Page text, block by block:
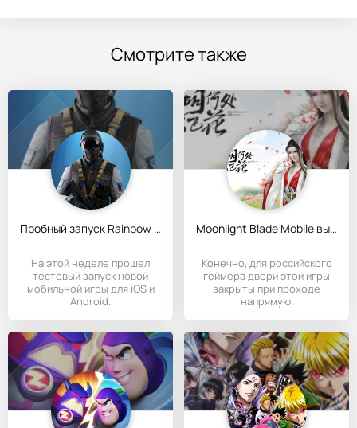
Смотрите также
Пробный запуск Rainbow Six Mobile в Канаде
На этой неделе прошел
тестовый запуск новой
мобильной игры для iOS и
Android.
Moonlight Blade Mobile вышла в релиз
Конечно, для российского
геймера двери этой игры
закрыты при проходе
напрямую.